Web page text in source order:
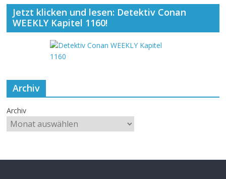
Jetzt klicken und lesen: Detektiv Conan
WEEKLY Kapitel 1160!
Archiv
Archiv